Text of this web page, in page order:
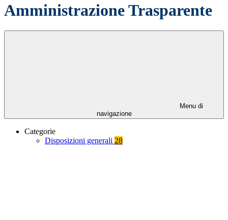
Amministrazione Trasparente
Menu di
navigazione
Categorie
Disposizioni generali 28